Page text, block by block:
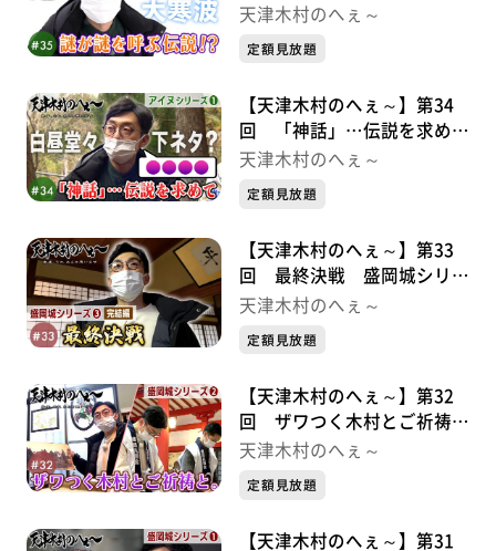
アイヌシリーズ②
天津木村のへぇ～
定額見放題
【天津木村のへぇ～】第34
回 「神話」…伝説を求めて
アイヌシリーズ①
天津木村のへぇ～
定額見放題
【天津木村のへぇ～】第33
回 最終決戦 盛岡城シリー
ズ③
天津木村のへぇ～
定額見放題
【天津木村のへぇ～】第32
回 ザワつく木村とご祈祷
と。 盛岡城シリーズ②
天津木村のへぇ～
定額見放題
【天津木村のへぇ～】第31